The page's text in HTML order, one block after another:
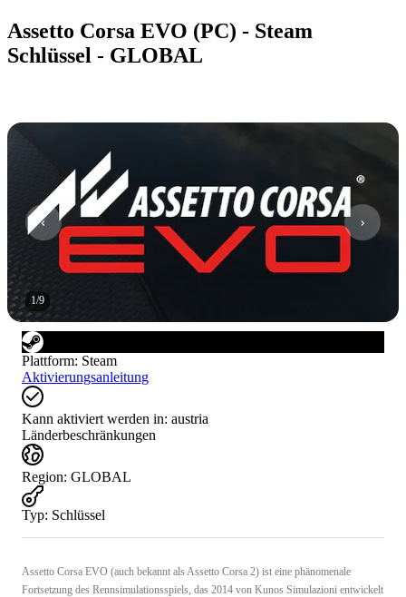
Assetto Corsa EVO (PC) - Steam
Schlüssel - GLOBAL
1/9
Plattform: Steam
Aktivierungsanleitung
Kann aktiviert werden in: austria
Länderbeschränkungen
Region: GLOBAL
Typ: Schlüssel
Assetto Corsa EVO (auch bekannt als Assetto Corsa 2) ist eine phänomenale
Fortsetzung des Rennsimulationsspiels, das 2014 von Kunos Simulazioni entwickelt